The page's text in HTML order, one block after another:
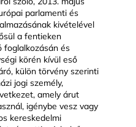
parlamenti és
kivételével
a fentieken
foglalkozásán és
körén kívül eső
külön törvény szerinti
jogi személy,
amely árut
igénybe vesz vagy
kereskedelmi